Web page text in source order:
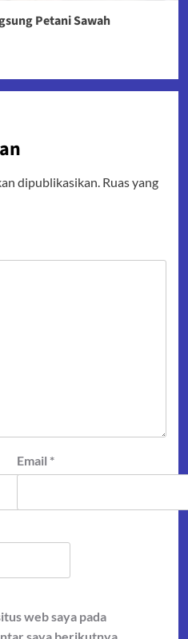
Petani Sawah
dipublikasikan. Ruas yang
Email *
web saya pada
saya berikutnya.